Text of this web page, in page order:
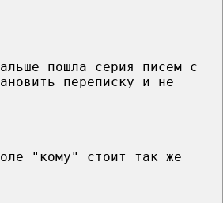
пошла серия писем с
переписку и не
"кому" стоит так же